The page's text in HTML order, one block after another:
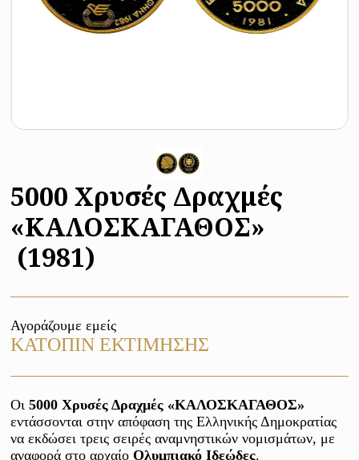
5000 Χρυσές Δραχμές
«ΚΑΛΟΣΚΑΓΑΘΟΣ»
(1981)
Αγοράζουμε εμείς
ΚΑΤΟΠΙΝ ΕΚΤΙΜΗΣΗΣ
Οι 5000 Χρυσές Δραχμές «ΚΑΛΟΣΚΑΓΑΘΟΣ»
εντάσσονται στην απόφαση της Ελληνικής Δημοκρατίας
να εκδώσει τρεις σειρές αναμνηστικών νομισμάτων, με
αναφορά στο αρχαίο Ολυμπιακό Ιδεώδες.